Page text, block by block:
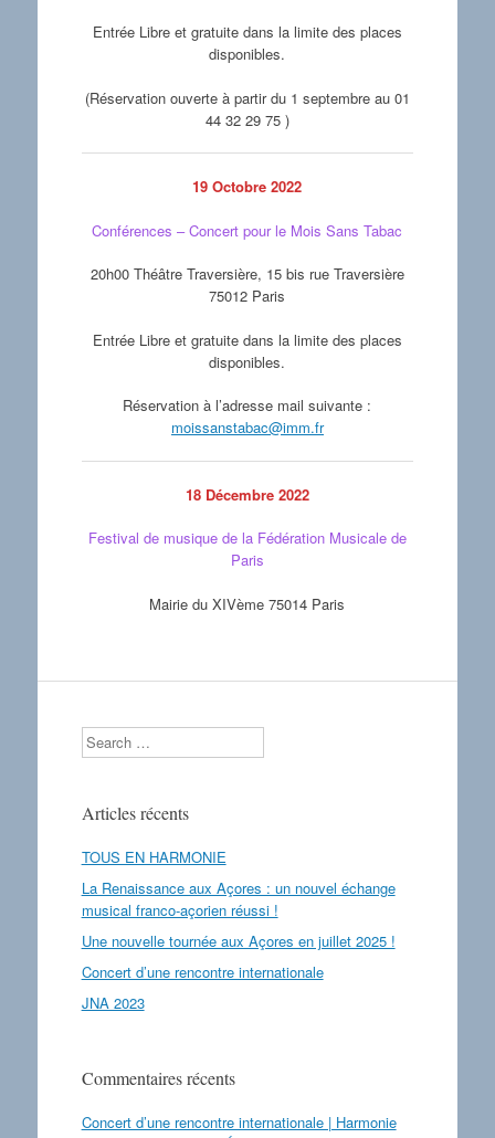
Entrée Libre et gratuite dans la limite des places
disponibles.
(Réservation ouverte à partir du 1 septembre au 01
44 32 29 75 )
19 Octobre 2022
Conférences – Concert pour le Mois Sans Tabac
20h00 Théâtre Traversière, 15 bis rue Traversière
75012 Paris
Entrée Libre et gratuite dans la limite des places
disponibles.
Réservation à l’adresse mail suivante :
moissanstabac@imm.fr
18 Décembre 2022
Festival de musique de la Fédération Musicale de
Paris
Mairie du XIVème 75014 Paris
Search
Articles récents
TOUS EN HARMONIE
La Renaissance aux Açores : un nouvel échange
musical franco-açorien réussi !
Une nouvelle tournée aux Açores en juillet 2025 !
Concert d’une rencontre internationale
JNA 2023
Commentaires récents
Concert d’une rencontre internationale | Harmonie